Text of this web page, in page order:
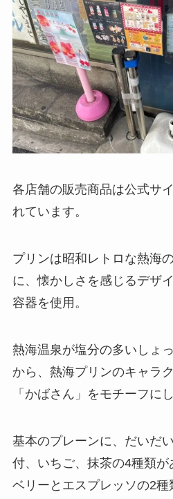
各店舗の販売商品は公式サ
れています。
プリンは昭和レトロな熱海
に、懐かしさを感じるデザ
容器を使用。
熱海温泉が塩分の多いしょ
から、熱海プリンのキャラ
「かばさん」をモチーフに
基本のプレーンに、だいだ
付、いちご、抹茶の4種類が
ベリーとエスプレッソの2